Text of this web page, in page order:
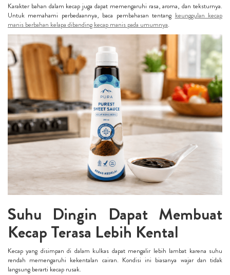
Karakter bahan dalam kecap juga dapat memengaruhi rasa, aroma, dan teksturnya.
Untuk memahami perbedaannya, baca pembahasan tentang keunggulan kecap
manis berbahan kelapa dibanding kecap manis pada umumnya.
Suhu Dingin Dapat Membuat
Kecap Terasa Lebih Kental
Kecap yang disimpan di dalam kulkas dapat mengalir lebih lambat karena suhu
rendah memengaruhi kekentalan cairan. Kondisi ini biasanya wajar dan tidak
langsung berarti kecap rusak.